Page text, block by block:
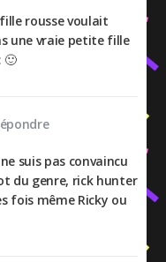
rousse voulait
une vraie petite fille
🙂
suis pas convaincu
du genre, rick hunter
fois même Ricky ou